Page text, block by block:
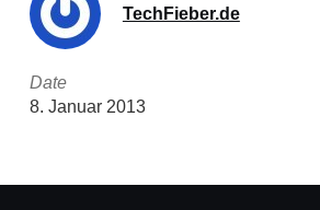
TechFieber.de
Date
8. Januar 2013